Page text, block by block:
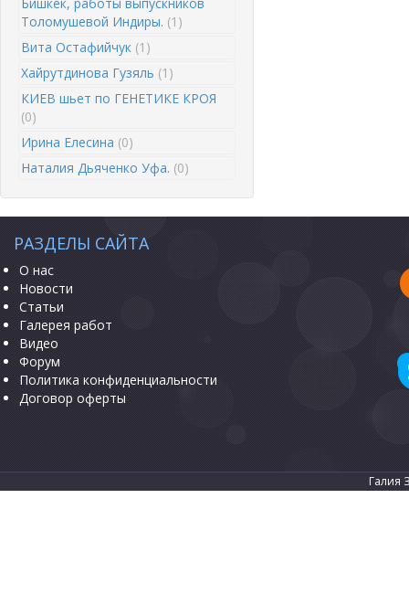
Толомушевой Индиры. (1)
Вита Остафийчук (1)
Хайрутдинова Гузяль (1)
КИЕВ шьет по ГЕНЕТИКЕ КРОЯ
(0)
Ирина Елесина (0)
Наталия Дьяченко Уфа. (0)
РАЗДЕЛЫ САЙТА
О нас
Новости
Статьи
Галерея работ
Видео
Форум
Политика конфиденциальности
Договор оферты
Галия